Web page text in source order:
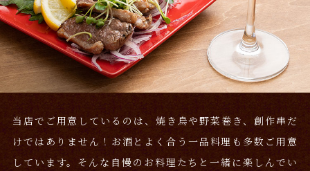
当店でご用意しているのは、焼き鳥や野菜巻き、創作串だ
けではありません！お酒とよく合う一品料理も多数ご用意
しています。そんな自慢のお料理たちと一緒に楽しんでい